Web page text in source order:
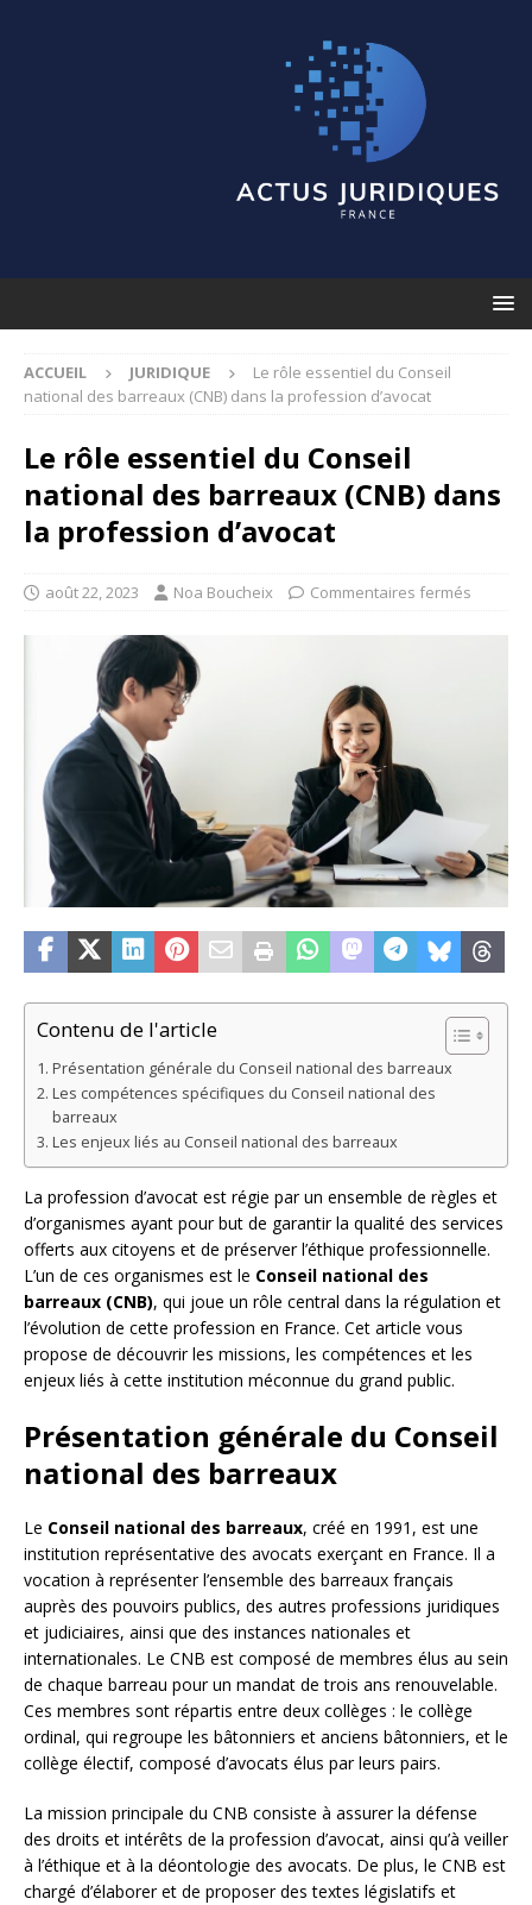
ACCUEIL JURIDIQUE
Le rôle essentiel du Conseil
national des barreaux (CNB) dans la profession d’avocat
Le rôle essentiel du Conseil
national des barreaux (CNB) dans
la profession d’avocat
août 22, 2023 Noa Boucheix Commentaires fermés
Contenu de l'article
Présentation générale du Conseil national des barreaux
Les compétences spécifiques du Conseil national des
barreaux
Les enjeux liés au Conseil national des barreaux
La profession d’avocat est régie par un ensemble de règles et
d’organismes ayant pour but de garantir la qualité des services
offerts aux citoyens et de préserver l’éthique professionnelle.
L’un de ces organismes est le Conseil national des
barreaux (CNB), qui joue un rôle central dans la régulation et
l’évolution de cette profession en France. Cet article vous
propose de découvrir les missions, les compétences et les
enjeux liés à cette institution méconnue du grand public.
Présentation générale du Conseil
national des barreaux
Le Conseil national des barreaux, créé en 1991, est une
institution représentative des avocats exerçant en France. Il a
vocation à représenter l’ensemble des barreaux français
auprès des pouvoirs publics, des autres professions juridiques
et judiciaires, ainsi que des instances nationales et
internationales. Le CNB est composé de membres élus au sein
de chaque barreau pour un mandat de trois ans renouvelable.
Ces membres sont répartis entre deux collèges : le collège
ordinal, qui regroupe les bâtonniers et anciens bâtonniers, et le
collège électif, composé d’avocats élus par leurs pairs.
La mission principale du CNB consiste à assurer la défense
des droits et intérêts de la profession d’avocat, ainsi qu’à veiller
à l’éthique et à la déontologie des avocats. De plus, le CNB est
chargé d’élaborer et de proposer des textes législatifs et